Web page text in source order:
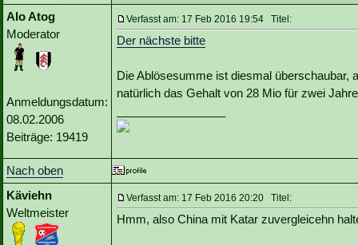
Alo Atog
Moderator
Anmeldungsdatum:
08.02.2006
Beiträge: 19419
Verfasst am: 17 Feb 2016 19:54 Titel:
Der nächste bitte
Die Ablösesumme ist diesmal überschaubar,
natürlich das Gehalt von 28 Mio für zwei
Nach oben
Käviehn
Weltmeister
Verfasst am: 17 Feb 2016 20:20 Titel:
Hmm, also China mit Katar zuvergleicehn